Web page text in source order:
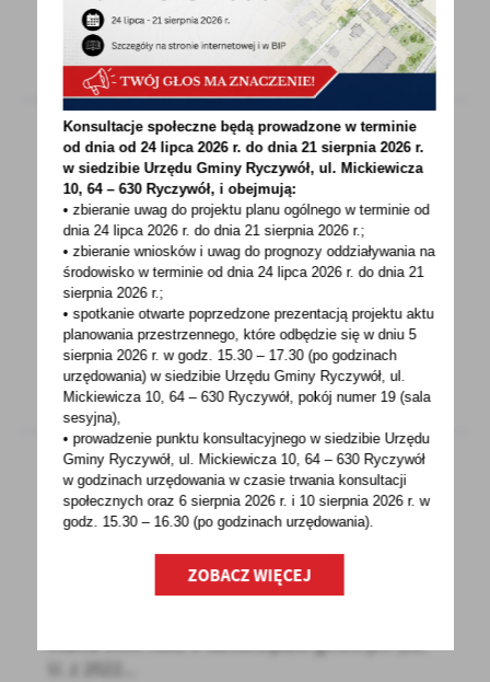
24 - 11 - 2022
Świąteczna Zbiórka Żywności
Gminny Ośrodek Pomocy Społecznej
w Ryczywole zwraca się z prośbą do
mieszkańców gminy o włączenie...
24 - 11 - 2022
XLII Sesja Rady Gminy w dniu 2 grudnia 2022
marca 1990 roku o samorządzie gminnym (Dz.
Konsultacje społeczne będą prowadzone w terminie
od dnia od 24 lipca 2026 r. do dnia 21 sierpnia 2026 r.
w siedzibie Urzędu Gminy Ryczywół, ul. Mickiewicza
10, 64 – 630 Ryczywół, i obejmują:
• zbieranie uwag do projektu planu ogólnego w terminie od
dnia 24 lipca 2026 r. do dnia 21 sierpnia 2026 r.;
• zbieranie wniosków i uwag do prognozy oddziaływania na
środowisko w terminie od dnia 24 lipca 2026 r. do dnia 21
sierpnia 2026 r.;
• spotkanie otwarte poprzedzone prezentacją projektu aktu
planowania przestrzennego, które odbędzie się w dniu 5
sierpnia 2026 r.w godz. 15.30 – 17.30 (po godzinach
urzędowania) w siedzibie Urzędu Gminy Ryczywół, ul.
Mickiewicza 10, 64 – 630 Ryczywół, pokójnumer 19 (sala
sesyjna),
• prowadzenie punktu konsultacyjnego w siedzibie Urzędu
Gminy Ryczywół, ul. Mickiewicza 10, 64 – 630 Ryczywół
w godzinachurzędowania w czasie trwania konsultacji
społecznych oraz 6 sierpnia 2026 r. i 10 sierpnia 2026 r. w
godz. 15.30 – 16.30 (po godzinachurzędowania).
ZOBACZ WIĘCEJ